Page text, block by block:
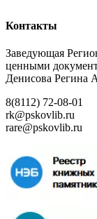
Контакты
Заведующая
ценными
Денисова Регина
8(8112) 72-08-01
rk@pskovlib.ru
rare@pskovlib.ru